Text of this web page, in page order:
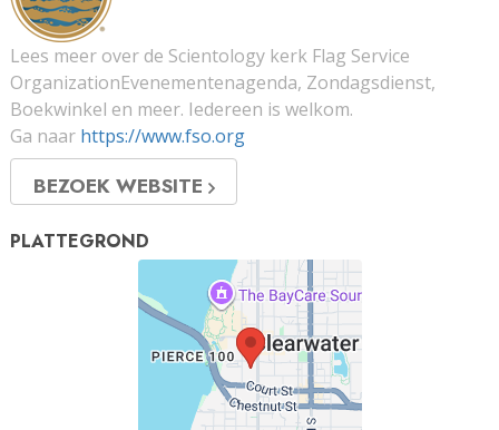
Lees meer over de Scientology kerk Flag Service
OrganizationEvenementenagenda, Zondagsdienst,
Boekwinkel en meer. Iedereen is welkom.
Ga naar https://www.fso.org
BEZOEK WEBSITE
PLATTEGROND